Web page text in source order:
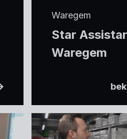
Waregem
Star
Waregem